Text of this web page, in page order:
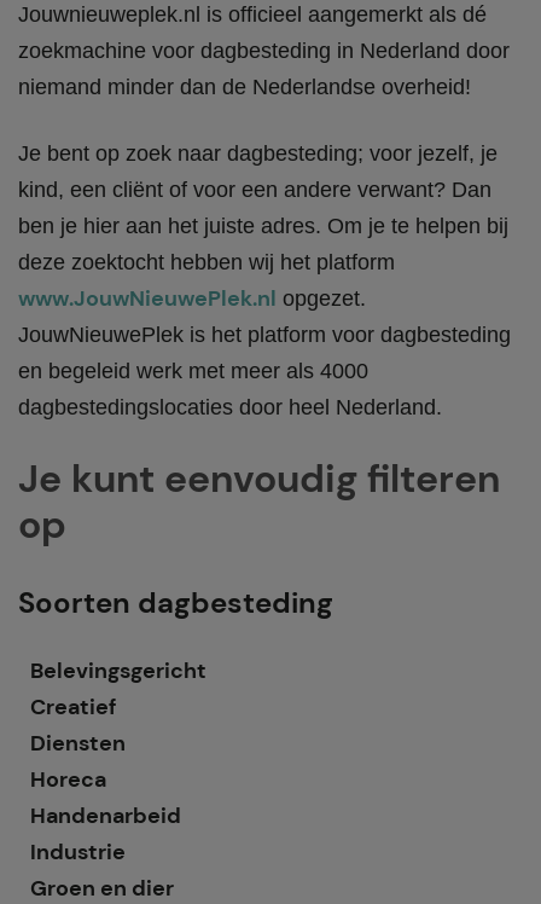
Jouwnieuweplek.nl is officieel aangemerkt als dé
zoekmachine voor dagbesteding in Nederland door
niemand minder dan de Nederlandse overheid!
Je bent op zoek naar dagbesteding; voor jezelf, je
kind, een cliënt of voor een andere verwant? Dan
ben je hier aan het juiste adres. Om je te helpen bij
deze zoektocht hebben wij het platform
www.JouwNieuwePlek.nl opgezet.
JouwNieuwePlek is het platform voor dagbesteding
en begeleid werk met meer als 4000
dagbestedingslocaties door heel Nederland.
Je kunt eenvoudig filteren
op
Soorten dagbesteding
Belevingsgericht
Creatief
Diensten
Horeca
Handenarbeid
Industrie
Groen en dier